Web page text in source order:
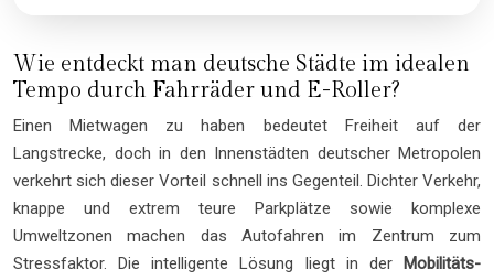
Wie entdeckt man deutsche Städte im idealen
Tempo durch Fahrräder und E-Roller?
Einen Mietwagen zu haben bedeutet Freiheit auf der
Langstrecke, doch in den Innenstädten deutscher Metropolen
verkehrt sich dieser Vorteil schnell ins Gegenteil. Dichter Verkehr,
knappe und extrem teure Parkplätze sowie komplexe
Umweltzonen machen das Autofahren im Zentrum zum
Stressfaktor. Die intelligente Lösung liegt in der
Mobilitäts-